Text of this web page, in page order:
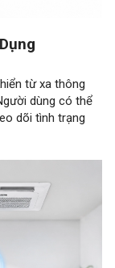
từ xa thông
dùng có thể
dõi tình trạng